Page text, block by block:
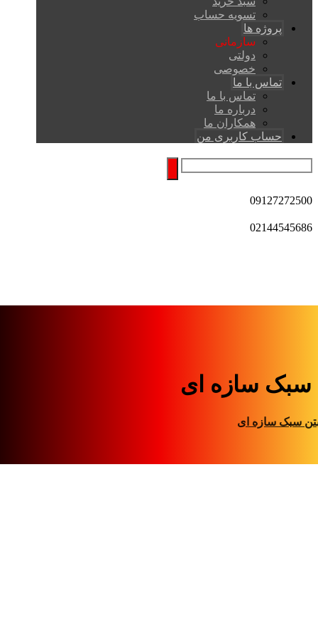
تسویه حساب
پروژه ها
سازمانی
دولتی
خصوصی
تماس با ما
تماس با ما
درباره ما
همکاران ما
حساب کاربری من
09127272500
02144545686
سبک سازه ای
سبک سازه ای